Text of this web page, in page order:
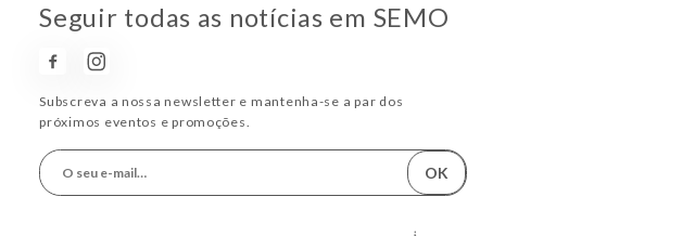
Seguir todas as notícias em SEMO
Subscreva a nossa newsletter e mantenha-se a par dos
próximos eventos e promoções.
OK